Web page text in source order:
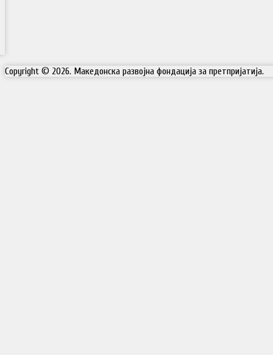
Copyright © 2026. Македонска развојна фондација за претпријатија.